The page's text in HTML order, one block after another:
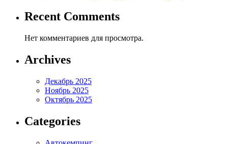
Recent Comments
Нет комментариев для просмотра.
Archives
Декабрь 2025
Ноябрь 2025
Октябрь 2025
Categories